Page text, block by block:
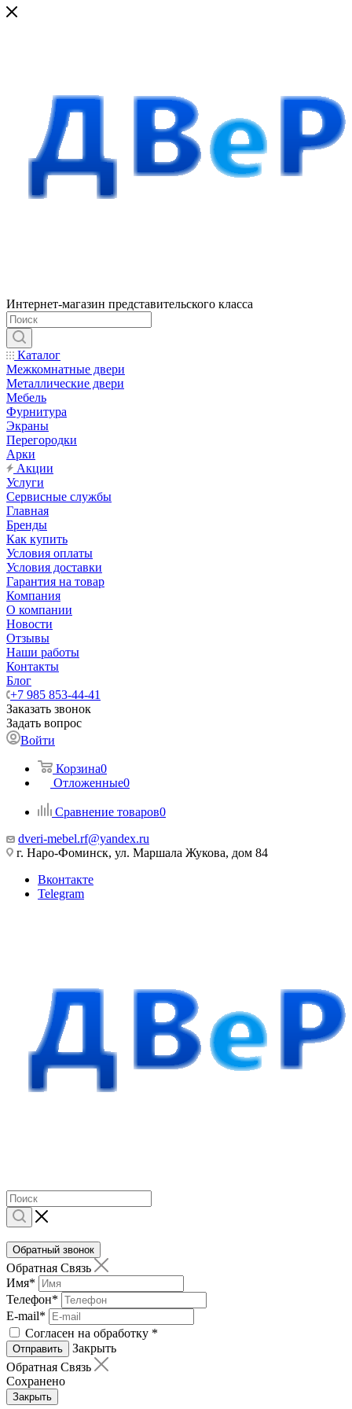
Интернет-магазин представительского класса
Каталог
Межкомнатные двери
Металлические двери
Мебель
Фурнитура
Экраны
Перегородки
Арки
Акции
Услуги
Сервисные службы
Главная
Бренды
Как купить
Условия оплаты
Условия доставки
Гарантия на товар
Компания
О компании
Новости
Отзывы
Наши работы
Контакты
Блог
+7 985 853-44-41
Заказать звонок
Задать вопрос
Войти
Корзина0
Отложенные0
Сравнение товаров0
dveri-mebel.rf@yandex.ru
г. Наро-Фоминск, ул. Маршала Жукова, дом 84
Вконтакте
Telegram
Обратный звонок
Обратная Связь
Имя*
Телефон*
E-mail*
Согласен на обработку *
Отправить
Закрыть
Обратная Связь
Сохранено
Закрыть